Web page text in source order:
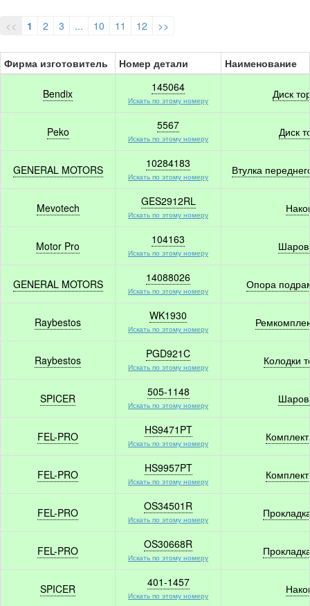
<< 1 2 3 ... 10 11 12 >>
Фирма изготовитель Номер детали Наименование
Bendix 145064
Искать по этому номеру Диск
Peko 5567
Искать по этому номеру Диск
GENERAL MOTORS 10284183
Искать по этому номеру Втулка
Mevotech GES2912RL
Искать по этому номеру
Motor Pro 104163
Искать по этому номеру
GENERAL MOTORS 14088026
Искать по этому номеру Опора
Raybestos WK1930
Искать по этому номеру
Raybestos PGD921C
Искать по этому номеру Колодки
SPICER 505-1148
Искать по этому номеру
FEL-PRO HS9471PT
Искать по этому номеру
FEL-PRO HS9957PT
Искать по этому номеру
FEL-PRO OS34501R
Искать по этому номеру
FEL-PRO OS30668R
Искать по этому номеру
SPICER 401-1457
Искать по этому номеру